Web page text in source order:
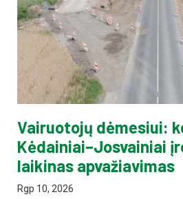
Vairuotojų dėmesiui:
Kėdainiai–Josvainiai
laikinas apvažiavimas
Rgp 10, 2026